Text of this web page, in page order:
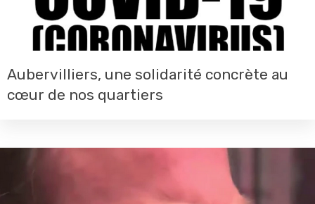
Aubervilliers, une solidarité concrète au
cœur de nos quartiers